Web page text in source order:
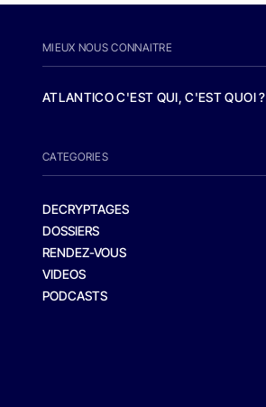
MIEUX NOUS CONNAITRE
ATLANTICO C'EST QUI, C'EST QUOI ?
CATEGORIES
DECRYPTAGES
DOSSIERS
RENDEZ-VOUS
VIDEOS
PODCASTS